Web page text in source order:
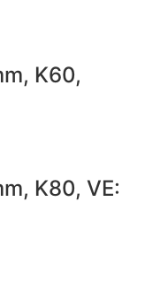
K60,
K80, VE: